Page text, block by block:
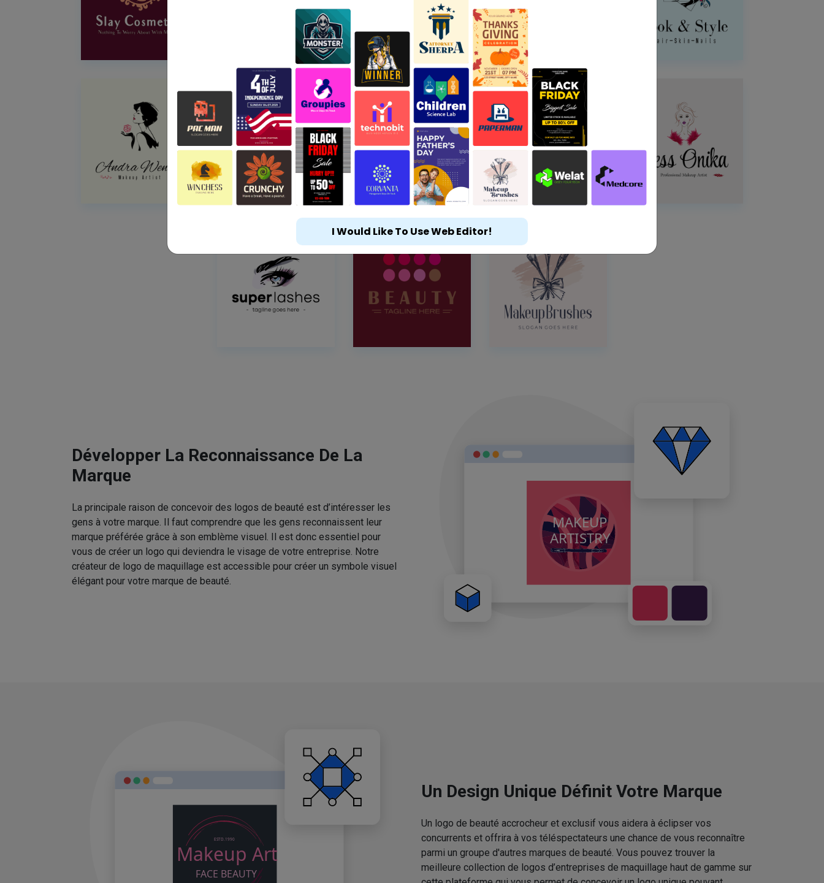
Développer La Reconnaissance De La
Marque
La principale raison de concevoir des logos de beauté est d’intéresser les
gens à votre marque. Il faut comprendre que les gens reconnaissent leur
marque préférée grâce à son emblème visuel. Il est donc essentiel pour
vous de créer un logo qui deviendra le visage de votre entreprise. Notre
créateur de logo de maquillage est accessible pour créer un symbole visuel
élégant pour votre marque de beauté.
Un Design Unique Définit Votre Marque
Un logo de beauté accrocheur et exclusif vous aidera à éclipser vos
concurrents et offrira à vos téléspectateurs une chance de vous reconnaître
parmi un groupe d'autres marques de beauté. Vous pouvez trouver la
meilleure collection de logos d’entreprises de maquillage haut de gamme sur
I Would Like To Use Web Editor!